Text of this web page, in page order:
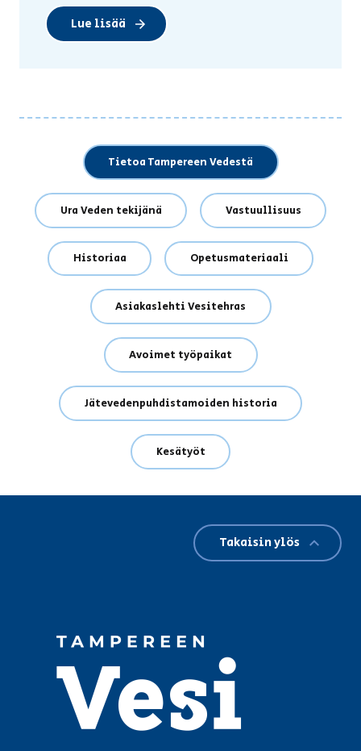
Lue lisää
Tietoa Tampereen Vedestä
Ura Veden tekijänä Vastuullisuus
Historiaa Opetusmateriaali
Asiakaslehti Vesitehras
Avoimet työpaikat
Jätevedenpuhdistamoiden historia
Kesätyöt
Takaisin ylös